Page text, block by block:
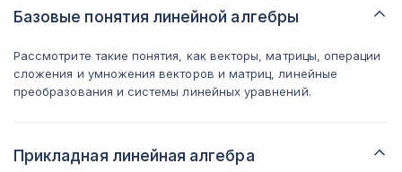
Базовые понятия линейной алгебры
Рассмотрите такие понятия, как векторы, матрицы, операции
сложения и умножения векторов и матриц, линейные
преобразования и системы линейных уравнений.
Прикладная линейная алгебра